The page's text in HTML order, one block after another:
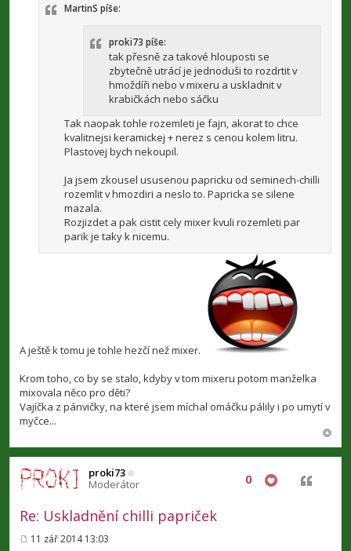
MartinS píše:
proki73 píše:
tak přesně za takové hlouposti se
zbytečně utrácí je jednoduši to rozdrtit v
hmoždíři nebo v mixeru a uskladnit v
krabičkách nebo sáčku
Tak naopak tohle rozemleti je fajn, akorat to chce
kvalitnejsi keramickej + nerez s cenou kolem litru.
Plastovej bych nekoupil.
Ja jsem zkousel ususenou papricku od seminech-chilli
rozemlit v hmozdiri a neslo to. Papricka se silene
mazala.
Rozjizdet a pak cistit cely mixer kvuli rozemleti par
parik je taky k nicemu.
A ještě k tomu je tohle hezčí než mixer.
Krom toho, co by se stalo, kdyby v tom mixeru potom manželka
mixovala něco pro děti?
Vajíčka z pánvičky, na které jsem míchal omáčku pálily i po umytí v
myčce...
proki73
Moderátor
Re: Uskladnění chilli papriček
0 Citovat
11 zář 2014 13:03